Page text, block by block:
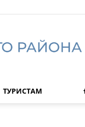
ТУРИСТАМ